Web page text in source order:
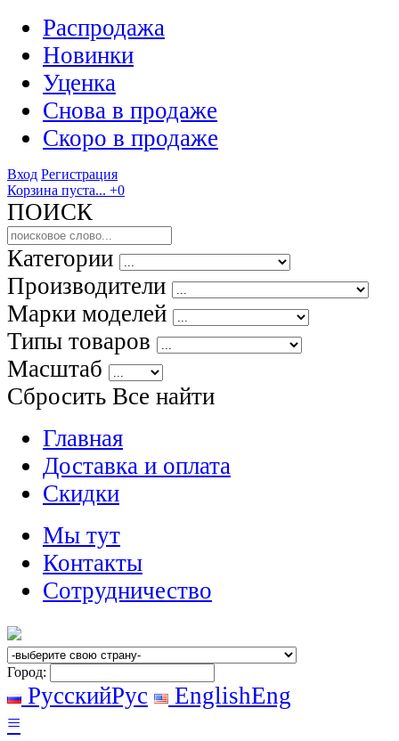
Распродажа
Новинки
Уценка
Снова в продаже
Скоро в продаже
Вход Регистрация
Корзина пуста... +0
ПОИСК
Категории
Производители
Марки моделей
Типы товаров
Масштаб
Сбросить Все найти
Главная
Доставка и оплата
Скидки
Мы тут
Контакты
Сотрудничество
Город:
РусскийРус EnglishEng
≡